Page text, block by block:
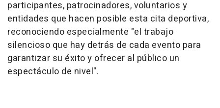
participantes, patrocinadores, voluntarios y
entidades que hacen posible esta cita deportiva,
reconociendo especialmente "el trabajo
silencioso que hay detrás de cada evento para
garantizar su éxito y ofrecer al público un
espectáculo de nivel".